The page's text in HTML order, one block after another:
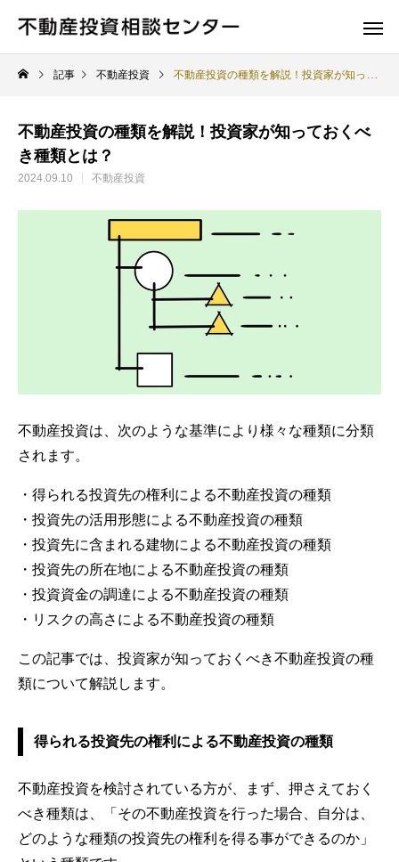
記事 不動産投資 不動産投資の種類を解説！投資家が知っておくべき種類とは？
不動産投資の種類を解説！投資家が知っておくべ
き種類とは？
2024.09.10 不動産投資
不動産投資は、次のような基準により様々な種類に分類
されます。
・得られる投資先の権利による不動産投資の種類
・投資先の活用形態による不動産投資の種類
・投資先に含まれる建物による不動産投資の種類
・投資先の所在地による不動産投資の種類
・投資資金の調達による不動産投資の種類
・リスクの高さによる不動産投資の種類
この記事では、投資家が知っておくべき不動産投資の種
類について解説します。
得られる投資先の権利による不動産投資の種類
不動産投資を検討されている方が、まず、押さえておく
べき種類は、「その不動産投資を行った場合、自分は、
どのような種類の投資先の権利を得る事ができるのか」